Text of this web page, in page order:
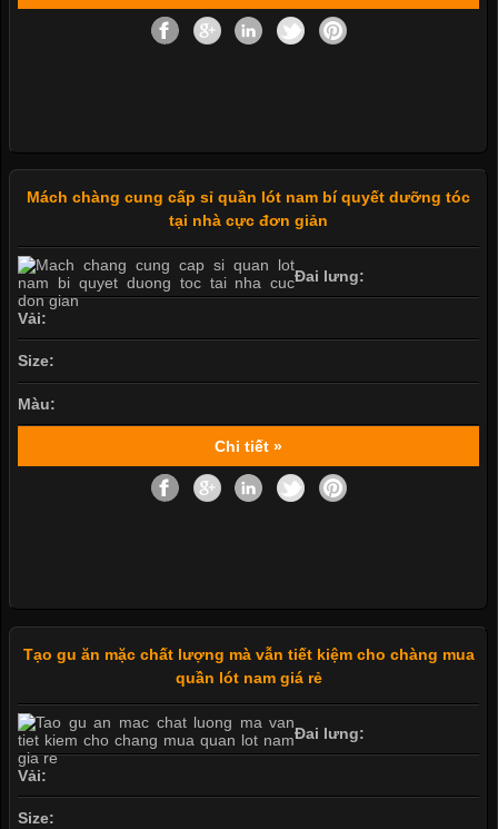
Mách chàng cung cấp sỉ quần lót nam bí quyết dưỡng tóc
tại nhà cực đơn giản
Đai lưng:
Vải:
Size:
Màu:
Chi tiết »
Tạo gu ăn mặc chất lượng mà vẫn tiết kiệm cho chàng mua
quần lót nam giá rẻ
Đai lưng:
Vải:
Size: